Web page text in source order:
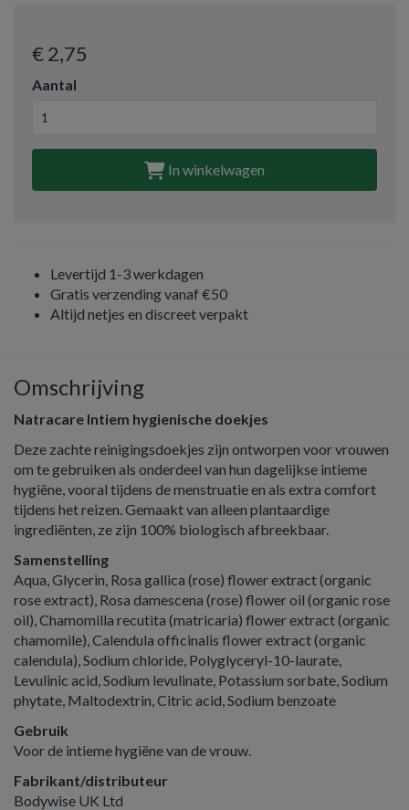
€ 2,75
Aantal
In winkelwagen
Levertijd 1-3 werkdagen
Gratis verzending vanaf €50
Altijd netjes en discreet verpakt
Omschrijving
Natracare Intiem hygienische doekjes
Deze zachte reinigingsdoekjes zijn ontworpen voor vrouwen
om te gebruiken als onderdeel van hun dagelijkse intieme
hygiëne, vooral tijdens de menstruatie en als extra comfort
tijdens het reizen. Gemaakt van alleen plantaardige
ingrediënten, ze zijn 100% biologisch afbreekbaar.
Samenstelling
Aqua, Glycerin, Rosa gallica (rose) flower extract (organic
rose extract), Rosa damescena (rose) flower oil (organic rose
oil), Chamomilla recutita (matricaria) flower extract (organic
chamomile), Calendula officinalis flower extract (organic
calendula), Sodium chloride, Polyglyceryl-10-laurate,
Levulinic acid, Sodium levulinate, Potassium sorbate, Sodium
phytate, Maltodextrin, Citric acid, Sodium benzoate
Gebruik
Voor de intieme hygiëne van de vrouw.
Fabrikant/distributeur
Bodywise UK Ltd